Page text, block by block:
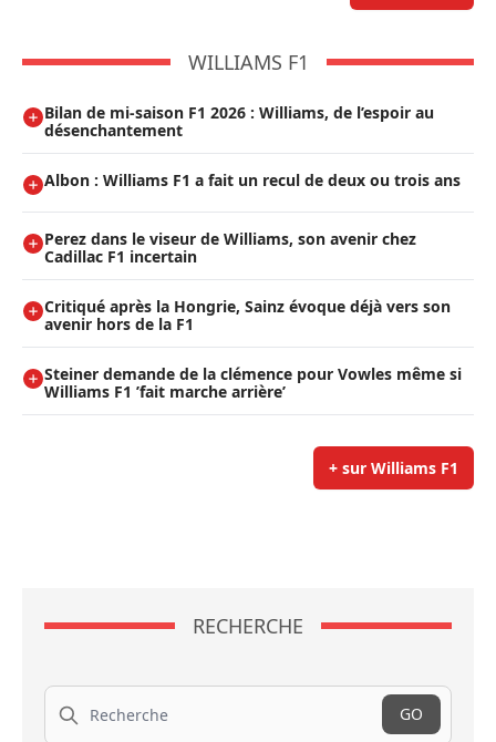
WILLIAMS F1
Bilan de mi-saison F1 2026 : Williams, de l’espoir au
désenchantement
Albon : Williams F1 a fait un recul de deux ou trois ans
Perez dans le viseur de Williams, son avenir chez
Cadillac F1 incertain
Critiqué après la Hongrie, Sainz évoque déjà vers son
avenir hors de la F1
Steiner demande de la clémence pour Vowles même si
Williams F1 ’fait marche arrière’
+ sur Williams F1
RECHERCHE
Recherche
GO